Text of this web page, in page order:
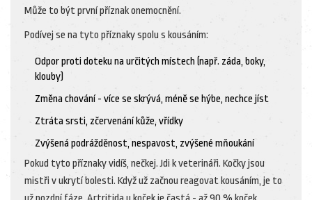
Může to být první příznak onemocnění.
Podívej se na tyto příznaky spolu s kousáním:
Odpor proti doteku na určitých místech (např. záda, boky,
klouby)
Změna chování - více se skrývá, méně se hýbe, nechce jíst
Ztráta srsti, zčervenání kůže, vřídky
Zvýšená podrážděnost, nespavost, zvýšené mňoukání
Pokud tyto příznaky vidíš, nečkej. Jdi k veterináři. Kočky jsou
mistři v ukrytí bolesti. Když už začnou reagovat kousáním, je to